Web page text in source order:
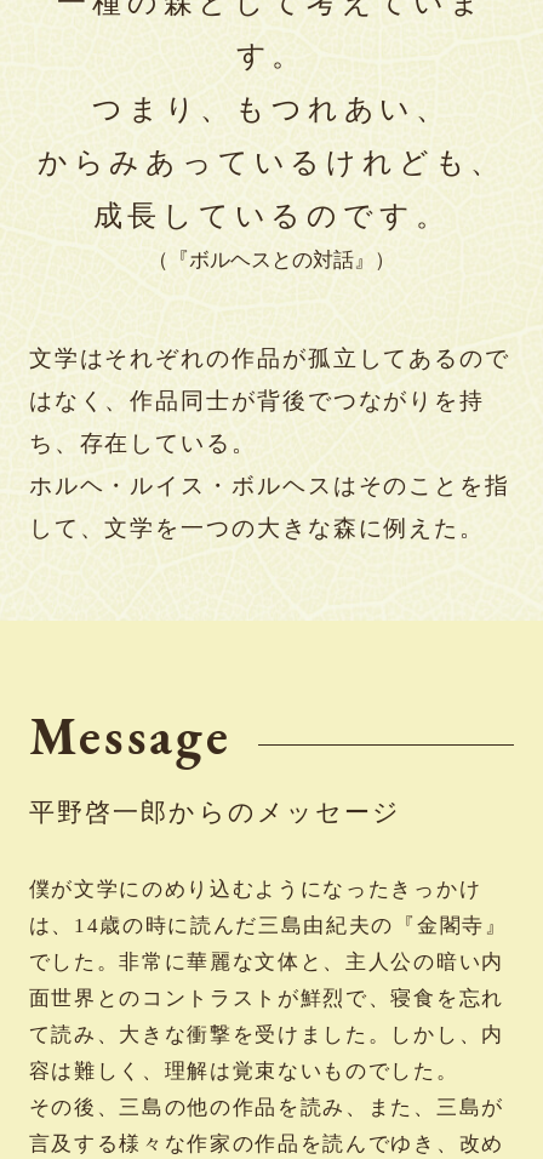
す。
つまり、もつれあい、
からみあっているけれども、
成長しているのです。
（『ボルヘスとの対話』）
文学はそれぞれの作品が孤立してあるので
はなく、作品同士が背後でつながりを持
ち、存在している。
ホルヘ・ルイス・ボルヘスはそのことを指
して、文学を一つの大きな森に例えた。
Message
平野啓一郎からのメッセージ
僕が文学にのめり込むようになったきっかけ
は、14歳の時に読んだ三島由紀夫の『金閣寺』
でした。非常に華麗な文体と、主人公の暗い内
面世界とのコントラストが鮮烈で、寝食を忘れ
て読み、大きな衝撃を受けました。しかし、内
容は難しく、理解は覚束ないものでした。
その後、三島の他の作品を読み、また、三島が
言及する様々な作家の作品を読んでゆき、改め